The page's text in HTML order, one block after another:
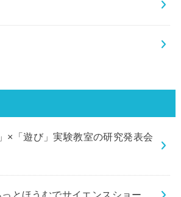
×「遊び」実験教室の研究発表会